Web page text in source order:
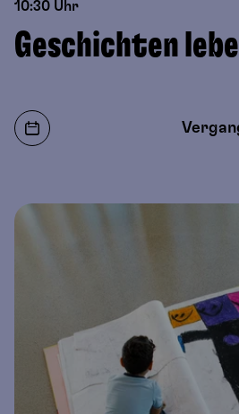
10:30 Uhr
Geschichten